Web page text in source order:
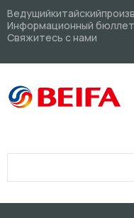
Информационный
Свяжитесь с нами